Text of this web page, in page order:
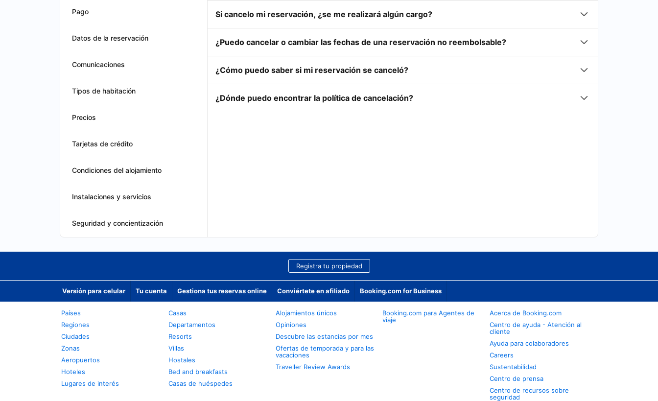
Pago
Datos de la reservación
Comunicaciones
Tipos de habitación
Precios
Tarjetas de crédito
Condiciones del alojamiento
Instalaciones y servicios
Seguridad y concientización
Si cancelo mi reservación, ¿se me realizará algún cargo?
¿Puedo cancelar o cambiar las fechas de una reservación no reembolsable?
¿Cómo puedo saber si mi reservación se canceló?
¿Dónde puedo encontrar la política de cancelación?
Registra tu propiedad
Versión para celular Tu cuenta Gestiona tus reservas online Conviértete en afiliado Booking.com for Business
Países
Regiones
Ciudades
Zonas
Aeropuertos
Hoteles
Lugares de interés
Casas
Departamentos
Resorts
Villas
Hostales
Bed and breakfasts
Casas de huéspedes
Alojamientos únicos
Opiniones
Descubre las estancias por mes
Ofertas de temporada y para las
vacaciones
Traveller Review Awards
Booking.com para Agentes de
viaje
Acerca de Booking.com
Centro de ayuda - Atención al
cliente
Ayuda para colaboradores
Careers
Sustentabilidad
Centro de prensa
Centro de recursos sobre
seguridad